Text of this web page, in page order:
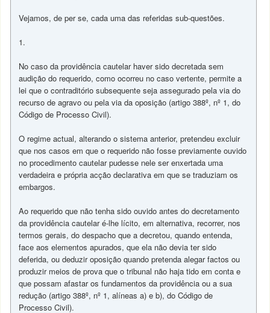
Vejamos, de per se, cada uma das referidas sub-questões.
1.
No caso da providência cautelar haver sido decretada sem
audição do requerido, como ocorreu no caso vertente, permite a
lei que o contraditório subsequente seja assegurado pela via do
recurso de agravo ou pela via da oposição (artigo 388º, nº 1, do
Código de Processo Civil).
O regime actual, alterando o sistema anterior, pretendeu excluir
que nos casos em que o requerido não fosse previamente ouvido
no procedimento cautelar pudesse nele ser enxertada uma
verdadeira e própria acção declarativa em que se traduziam os
embargos.
Ao requerido que não tenha sido ouvido antes do decretamento
da providência cautelar é-lhe lícito, em alternativa, recorrer, nos
termos gerais, do despacho que a decretou, quando entenda,
face aos elementos apurados, que ela não devia ter sido
deferida, ou deduzir oposição quando pretenda alegar factos ou
produzir meios de prova que o tribunal não haja tido em conta e
que possam afastar os fundamentos da providência ou a sua
redução (artigo 388º, nº 1, alíneas a) e b), do Código de
Processo Civil).